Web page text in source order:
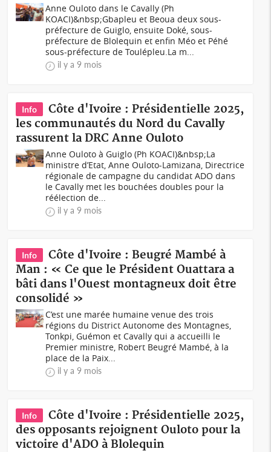
Anne Ouloto dans le Cavally (Ph
KOACI)&nbsp;Gbapleu et Beoua deux sous-
préfecture de Guiglo, ensuite Doké, sous-
préfecture de Blolequin et enfin Méo et Péhé
sous-préfecture de Toulépleu.La m...
il y a 9 mois
Info
Côte d'Ivoire : Présidentielle 2025,
les communautés du Nord du Cavally
rassurent la DRC Anne Ouloto
Anne Ouloto à Guiglo (Ph KOACI)&nbsp;La
ministre d’Etat, Anne Ouloto-Lamizana, Directrice
régionale de campagne du candidat ADO dans
le Cavally met les bouchées doubles pour la
réélection de...
il y a 9 mois
Info
Côte d'Ivoire : Beugré Mambé à
Man : « Ce que le Président Ouattara a
bâti dans l'Ouest montagneux doit être
consolidé »
C’est une marée humaine venue des trois
régions du District Autonome des Montagnes,
Tonkpi, Guémon et Cavally qui a accueilli le
Premier ministre, Robert Beugré Mambé, à la
place de la Paix...
il y a 9 mois
Info
Côte d'Ivoire : Présidentielle 2025,
des opposants rejoignent Ouloto pour la
victoire d'ADO à Blolequin